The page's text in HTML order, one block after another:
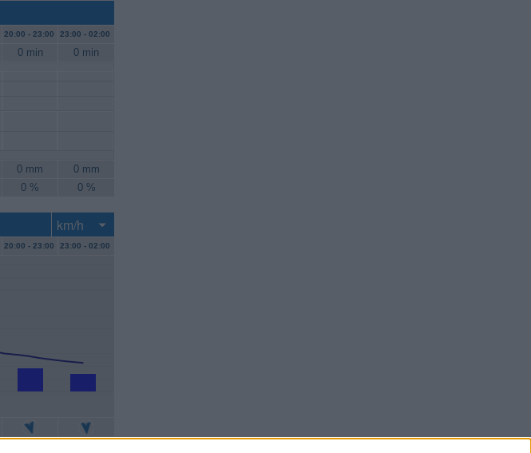
20:00 - 23:00 23:00 - 02:00
0 min 0 min
0 mm
0 mm
0 % 0 %
20:00 - 23:00 23:00 - 02:00